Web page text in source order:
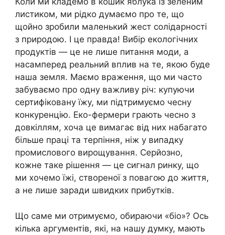
листиком, ми рідко думаємо про те, що
щойно зробили маленький жест солідарності
з природою. І це правда! Вибір екологічних
продуктів — це не лише питання моди, а
насамперед реальний вплив на те, якою буде
наша земля. Маємо враження, що ми часто
забуваємо про одну важливу річ: купуючи
сертифіковану їжу, ми підтримуємо чесну
конкуренцію. Еко-фермери грають чесно з
довкіллям, хоча це вимагає від них набагато
більше праці та терпіння, ніж у випадку
промислового вирощування. Серйозно,
кожне таке рішення — це сигнал ринку, що
ми хочемо їжі, створеної з повагою до життя,
а не лише заради швидких прибутків.
Що саме ми отримуємо, обираючи «біо»? Ось
кілька аргументів, які, на нашу думку, мають